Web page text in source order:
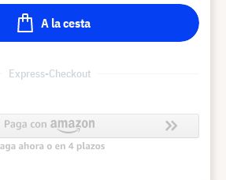
A la cesta
Express-Checkout